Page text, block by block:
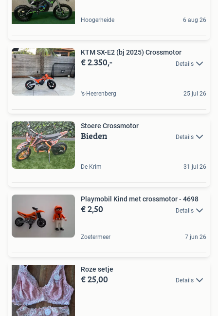
Hoogerheide 6 aug 26
KTM SX-E2 (bj 2025) Crossmotor
€ 2.350,- Details
's-Heerenberg 25 jul 26
Stoere Crossmotor
Bieden Details
De Krim 31 jul 26
Playmobil Kind met crossmotor - 4698
€ 2,50 Details
Zoetermeer 7 jun 26
Roze setje
€ 25,00 Details